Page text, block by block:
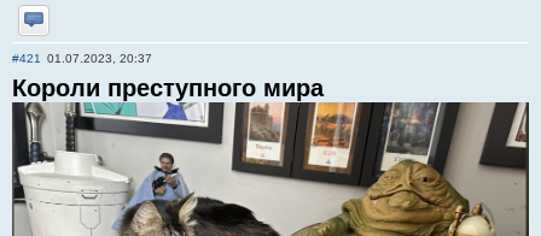
Отправить личное сообщение
#421 01.07.2023, 20:37
Короли преступного мира